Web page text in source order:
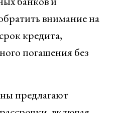
внимание на
кредита,
погашения без
предлагают